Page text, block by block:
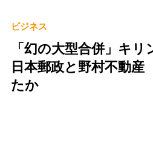
ビジネス
「幻の大型合併」キリ
日本郵政と野村不動
たか